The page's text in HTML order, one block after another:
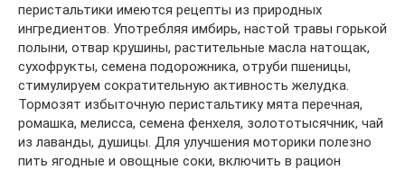
перистальтики имеются рецепты из природных
ингредиентов. Употребляя имбирь, настой травы горькой
полыни, отвар крушины, растительные масла натощак,
сухофрукты, семена подорожника, отруби пшеницы,
стимулируем сократительную активность желудка.
Тормозят избыточную перистальтику мята перечная,
ромашка, мелисса, семена фенхеля, золототысячник, чай
из лаванды, душицы. Для улучшения моторики полезно
пить ягодные и овощные соки, включить в рацион